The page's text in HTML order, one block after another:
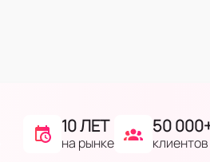
10 ЛЕТ
на рынке
50
клиентов